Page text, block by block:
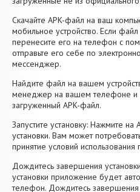
Скачайте APK-файл на ваш
мобильное устройство. Если
перенесите его на телефон с
отправьте его себе по
мессенджер.
Найдите файл на вашем
менеджер на вашем телефоне и
загруженный APK-файл.
Запустите установку: Нажмите
установки. Вам может
принятие условий использования
Дождитесь завершения
установки приложение будет
телефон. Дождитесь завершения